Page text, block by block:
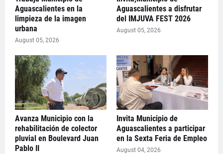
Aguascalientes en la
limpieza de la imagen
urbana
August 05, 2026
Aguascalientes a disfrutar
del IMJUVA FEST 2026
August 05, 2026
Avanza Municipio con la
rehabilitación de colector
pluvial en Boulevard Juan
Pablo II
Invita Municipio de
Aguascalientes a participar
en la Sexta Feria de Empleo
August 04, 2026